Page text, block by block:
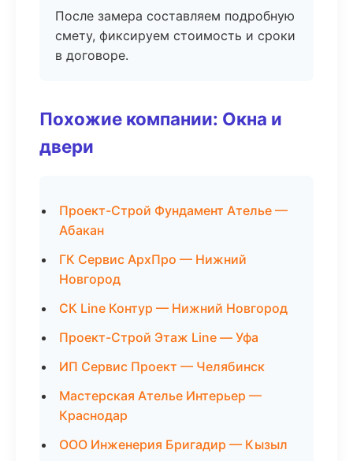
После замера составляем подробную
смету, фиксируем стоимость и сроки
в договоре.
Похожие компании: Окна и
двери
Проект-Строй Фундамент Ателье —
Абакан
ГК Сервис АрхПро — Нижний
Новгород
СК Line Контур — Нижний Новгород
Проект-Строй Этаж Line — Уфа
ИП Сервис Проект — Челябинск
Мастерская Ателье Интерьер —
Краснодар
ООО Инженерия Бригадир — Кызыл